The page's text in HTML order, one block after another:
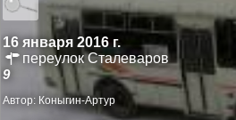
16 января 2016 г.
переулок Сталеваров
9
Автор: Коныгин-Артур